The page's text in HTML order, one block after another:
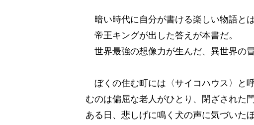
暗い時代に自分が書ける楽しい物語と
帝王キングが出した答えが本書だ。
世界最強の想像力が生んだ、異世界の
ぼくの住む町には〈サイコハウス〉と
むのは偏屈な老人がひとり、閉ざされた
ある日、悲しげに鳴く犬の声に気づいた